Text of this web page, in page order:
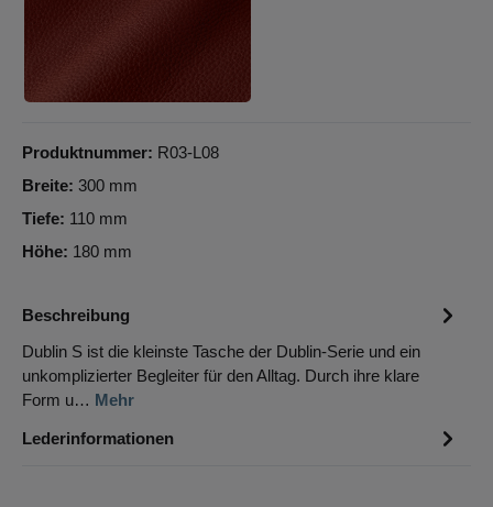
Produktnummer: R03-L08
Breite: 300 mm
Tiefe: 110 mm
Höhe: 180 mm
Beschreibung
Dublin S ist die kleinste Tasche der Dublin-Serie und ein
unkomplizierter Begleiter für den Alltag. Durch ihre klare
Form u… Mehr
Lederinformationen